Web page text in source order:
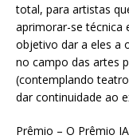
total, para artistas
aprimorar-se técnica
objetivo dar a eles a
no campo das artes
(contemplando
dar continuidade ao
Prêmio – O Prêmio